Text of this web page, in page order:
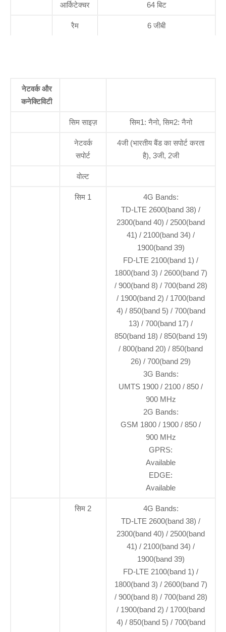
आर्किटेक्चर 64 बिट
रैम 6 जीबी
नेटवर्क और
कनेक्टिविटी
सिम साइज़ सिम1: नैनो, सिम2: नैनो
नेटवर्क
सपोर्ट
4जी (भारतीय बैंड का सपोर्ट करता
है), 3जी, 2जी
वोल्ट
सिम 1
4G Bands:
TD-LTE 2600(band 38) /
2300(band 40) / 2500(band
41) / 2100(band 34) /
1900(band 39)
FD-LTE 2100(band 1) /
1800(band 3) / 2600(band 7)
/ 900(band 8) / 700(band 28)
/ 1900(band 2) / 1700(band
4) / 850(band 5) / 700(band
13) / 700(band 17) /
850(band 18) / 850(band 19)
/ 800(band 20) / 850(band
26) / 700(band 29)
3G Bands:
UMTS 1900 / 2100 / 850 /
900 MHz
2G Bands:
GSM 1800 / 1900 / 850 /
900 MHz
GPRS:
Available
EDGE:
Available
सिम 2
4G Bands:
TD-LTE 2600(band 38) /
2300(band 40) / 2500(band
41) / 2100(band 34) /
1900(band 39)
FD-LTE 2100(band 1) /
1800(band 3) / 2600(band 7)
/ 900(band 8) / 700(band 28)
/ 1900(band 2) / 1700(band
4) / 850(band 5) / 700(band